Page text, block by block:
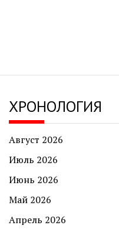
ХРОНОЛОГИЯ
Август 2026
Июль 2026
Июнь 2026
Май 2026
Апрель 2026